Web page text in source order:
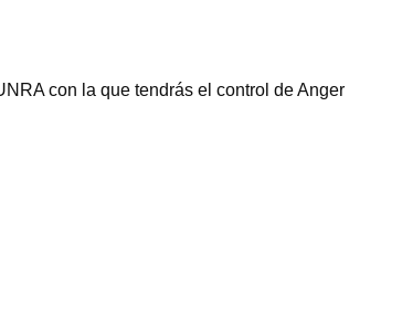
con la que tendrás el control de Anger